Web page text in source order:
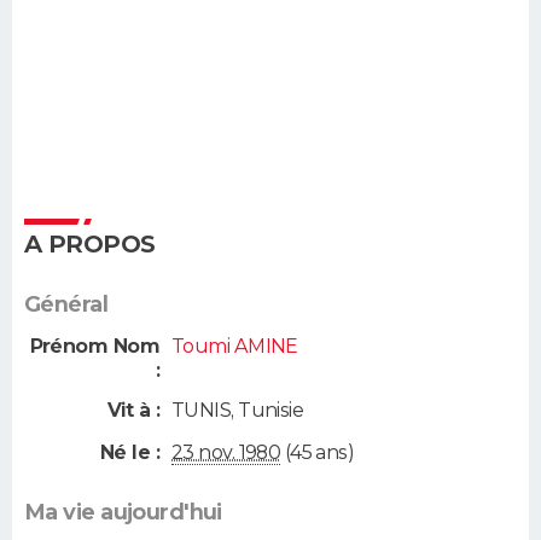
A PROPOS
Général
Prénom Nom
:
Toumi AMINE
Vit à : TUNIS, Tunisie
Né le : 23 nov. 1980 (45 ans)
Ma vie aujourd'hui